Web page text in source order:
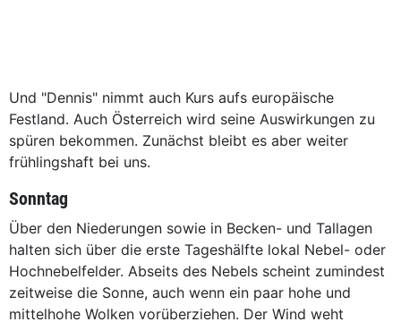
Und "Dennis" nimmt auch Kurs aufs europäische
Festland. Auch Österreich wird seine Auswirkungen zu
spüren bekommen. Zunächst bleibt es aber weiter
frühlingshaft bei uns.
Sonntag
Über den Niederungen sowie in Becken- und Tallagen
halten sich über die erste Tageshälfte lokal Nebel- oder
Hochnebelfelder. Abseits des Nebels scheint zumindest
zeitweise die Sonne, auch wenn ein paar hohe und
mittelhohe Wolken vorüberziehen. Der Wind weht